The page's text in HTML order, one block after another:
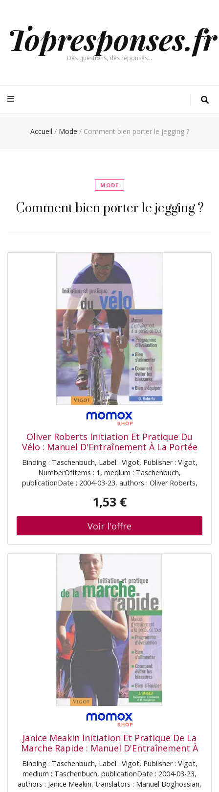
Topresponses.fr
Des questions, des réponses…
Accueil / Mode / Comment bien porter le jegging ?
MODE
Comment bien porter le jegging ?
Oliver Roberts Initiation Et Pratique Du
Vélo : Manuel D'Entraînement À La Portée
De Tous : Programme D'Évaluation, Bien
S'Alimenter, Comment Éviter Les Blessures,
Bien S'Équiper
Binding : Taschenbuch, Label : Vigot, Publisher : Vigot,
NumberOfItems : 1, medium : Taschenbuch,
publicationDate : 2004-03-23, authors : Oliver Roberts,
2711416232
1,53 €
Janice Meakin Initiation Et Pratique De La
Marche Rapide : Manuel D'Entraînement À
La Portée De Tous : Programme
D'Évaluation, Bien S'Alimenter, Comment
Éviter Les Blessures, Bien S'Équiper
Binding : Taschenbuch, Label : Vigot, Publisher : Vigot,
medium : Taschenbuch, publicationDate : 2004-03-23,
authors : Janice Meakin, translators : Manuel Boghossian,